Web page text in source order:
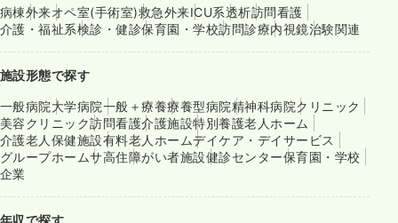
病棟外来オペ室(手術室)救急外来ICU系透析訪問看護
介護・福祉系検診・健診保育園・学校訪問診療内視鏡治験関連
施設形態で探す
一般病院大学病院一般＋療養療養型病院精神科病院クリニック
美容クリニック訪問看護介護施設特別養護老人ホーム
介護老人保健施設有料老人ホームデイケア・デイサービス
グループホームサ高住障がい者施設健診センター保育園・学校
企業